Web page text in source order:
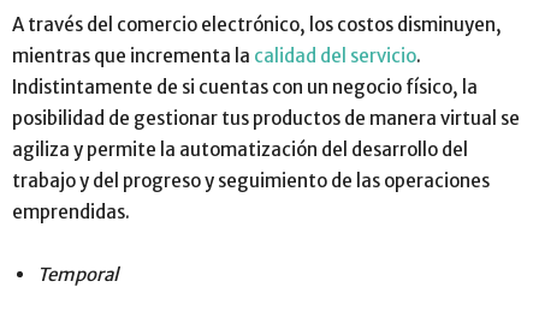
A través del comercio electrónico, los costos disminuyen,
mientras que incrementa la calidad del servicio.
Indistintamente de si cuentas con un negocio físico, la
posibilidad de gestionar tus productos de manera virtual se
agiliza y permite la automatización del desarrollo del
trabajo y del progreso y seguimiento de las operaciones
emprendidas.
Temporal